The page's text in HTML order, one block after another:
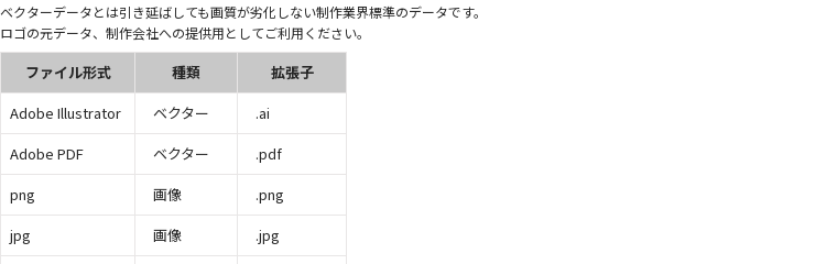
ベクターデータとは引き延ばしても画質が劣化しない制作業界標準のデータです。
ロゴの元データ、制作会社への提供用としてご利用ください。
ファイル形式 種類
拡張子
Adobe Illustrator
ベクター
.ai
Adobe PDF
ベクター
.pdf
png
画像
.png
jpg
画像
.jpg